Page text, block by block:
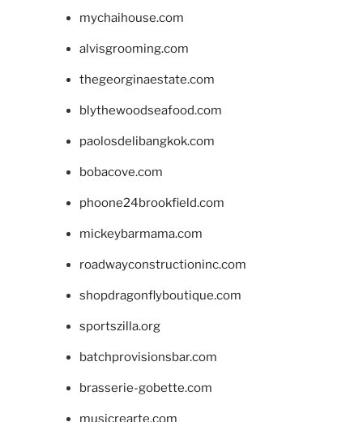
mychaihouse.com
alvisgrooming.com
thegeorginaestate.com
blythewoodseafood.com
paolosdelibangkok.com
bobacove.com
phoone24brookfield.com
mickeybarmama.com
roadwayconstructioninc.com
shopdragonflyboutique.com
sportszilla.org
batchprovisionsbar.com
brasserie-gobette.com
musicrearte.com